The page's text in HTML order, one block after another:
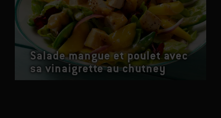
Salade mangue et poulet avec
sa vinaigrette au chutney